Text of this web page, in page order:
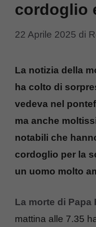
cordoglio
22 Aprile 2025 di
La notizia della
ha colto di
vedeva nel
ma anche
notabili che
cordoglio per la
un uomo molto
La morte di Papa
mattina alle 7.35